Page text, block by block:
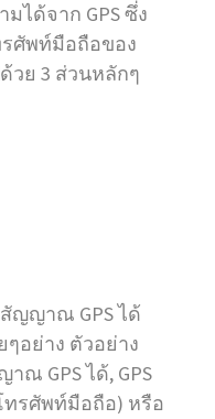
ได้จาก GPS ซึ่ง
ศัพท์มือถือของ
วย 3 ส่วนหลักๆ
ญญาณ GPS ได้
ๆอย่าง ตัวอย่าง
GPS ได้, GPS
ทรศัพท์มือถือ) หรือ